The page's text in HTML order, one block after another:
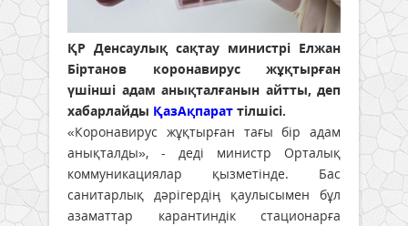
ҚР Денсаулық сақтау министрі Елжан
Біртанов коронавирус жұқтырған
үшінші адам анықталғанын айтты, деп
хабарлайды ҚазАқпарат тілшісі.
«Коронавирус жұқтырған тағы бір адам
анықталды», - деді министр Орталық
коммуникациялар қызметінде. Бас
санитарлық дәрігердің қаулысымен бұл
азаматтар карантиндік стационарға